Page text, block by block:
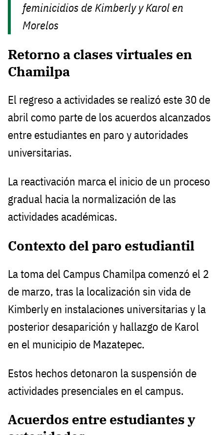
feminicidios de Kimberly y Karol en
Morelos
Retorno a clases virtuales en
Chamilpa
El regreso a actividades se realizó este 30 de
abril como parte de los acuerdos alcanzados
entre estudiantes en paro y autoridades
universitarias.
La reactivación marca el inicio de un proceso
gradual hacia la normalización de las
actividades académicas.
Contexto del paro estudiantil
La toma del Campus Chamilpa comenzó el 2
de marzo, tras la localización sin vida de
Kimberly en instalaciones universitarias y la
posterior desaparición y hallazgo de Karol
en el municipio de Mazatepec.
Estos hechos detonaron la suspensión de
actividades presenciales en el campus.
Acuerdos entre estudiantes y